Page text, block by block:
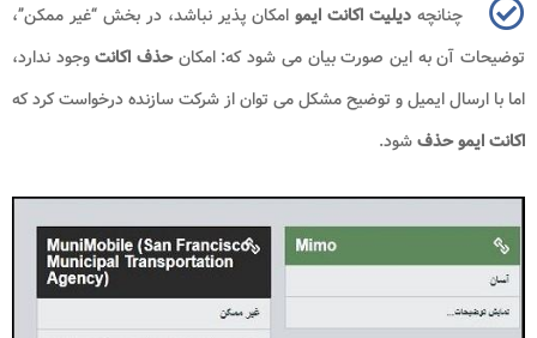
چنانچه دیلیت اکانت ایموامکان پذیر نباشد، در بخش“غیر ممکن”،
توضیحات آن به این صورت بیان می شود که: امکانحذف اکانتوجود ندارد،
اما با ارسال ایمیل و توضیح مشکل می توان از شرکت سازنده درخواست کرد که
اکانت ایمو حذفشود.